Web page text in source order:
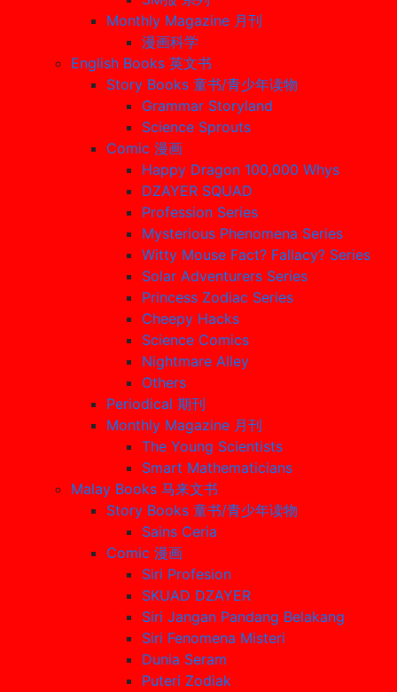
Monthly Magazine 月刊
漫画科学
English Books 英文书
Story Books 童书/青少年读物
Grammar Storyland
Science Sprouts
Comic 漫画
Happy Dragon 100,000 Whys
DZAYER SQUAD
Profession Series
Mysterious Phenomena Series
Witty Mouse Fact? Fallacy? Series
Solar Adventurers Series
Princess Zodiac Series
Cheepy Hacks
Science Comics
Nightmare Alley
Others
Periodical 期刊
Monthly Magazine 月刊
The Young Scientists
Smart Mathematicians
Malay Books 马来文书
Story Books 童书/青少年读物
Sains Ceria
Comic 漫画
Siri Profesion
SKUAD DZAYER
Siri Jangan Pandang Belakang
Siri Fenomena Misteri
Dunia Seram
Puteri Zodiak